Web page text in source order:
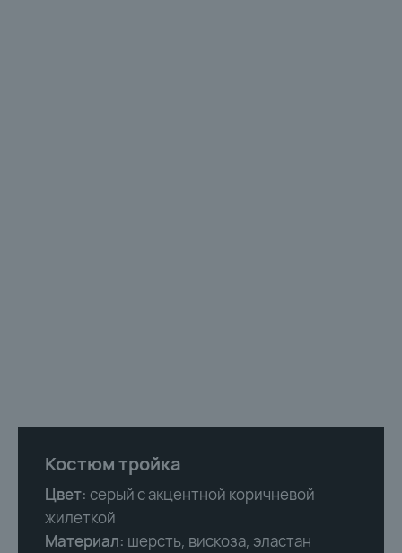
Костюм тройка
Цвет: серый с акцентной коричневой
жилеткой
Материал: шерсть, вискоза, эластан
КОСТЮМЫ ПРЕМИУМ-
КАЧЕСТВА
ПО ДОСТУПНОЙ ЦЕНЕ